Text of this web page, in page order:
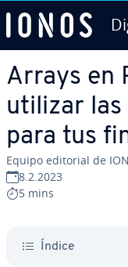
Arrays en
utilizar las
para tus
Equipo editorial de
8.2.2023
5 mins
Índice